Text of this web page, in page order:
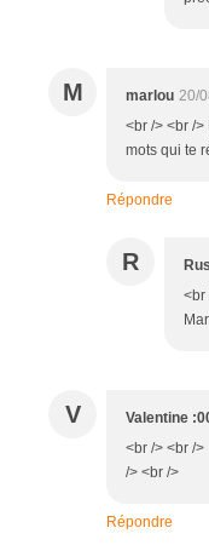
M marlou 20/
<br /> <br /
mots qui te
Répondre
R
<br
V Valentine
<br /> <br /
/> <br />
Répondre